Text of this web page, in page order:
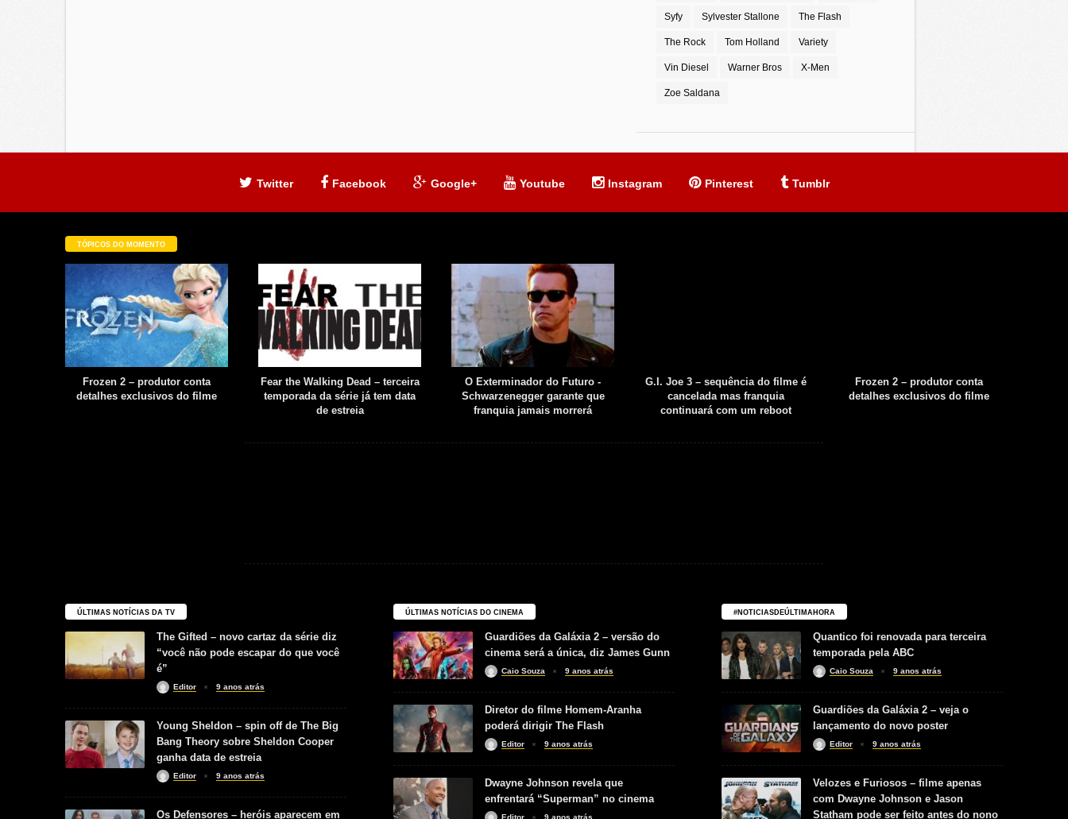
Syfy Sylvester Stallone The Flash
The Rock Tom Holland Variety
Vin Diesel Warner Bros X-Men
Zoe Saldana
Twitter Facebook Google+ Youtube Instagram Pinterest Tumblr
TÓPICOS DO MOMENTO
Frozen 2 – produtor conta
detalhes exclusivos do filme
Fear the Walking Dead – terceira
temporada da série já tem data
de estreia
O Exterminador do Futuro -
Schwarzenegger garante que
franquia jamais morrerá
G.I. Joe 3 – sequência do filme é
cancelada mas franquia
continuará com um reboot
Frozen 2 – produtor conta
detalhes exclusivos do filme
ÚLTIMAS NOTÍCIAS DA TV
The Gifted – novo cartaz da série diz
“você não pode escapar do que você
é”
Editor 9 anos atrás
Young Sheldon – spin off de The Big
Bang Theory sobre Sheldon Cooper
ganha data de estreia
Editor 9 anos atrás
Os Defensores – heróis aparecem em
ÚLTIMAS NOTÍCIAS DO CINEMA
Guardiões da Galáxia 2 – versão do
cinema será a única, diz James Gunn
Caio Souza 9 anos atrás
Diretor do filme Homem-Aranha
poderá dirigir The Flash
Editor 9 anos atrás
Dwayne Johnson revela que
enfrentará “Superman” no cinema
Editor 9 anos atrás
#NOTICIASDEÚLTIMAHORA
Quantico foi renovada para terceira
temporada pela ABC
Caio Souza 9 anos atrás
Guardiões da Galáxia 2 – veja o
lançamento do novo poster
Editor 9 anos atrás
Velozes e Furiosos – filme apenas
com Dwayne Johnson e Jason
Statham pode ser feito antes do nono